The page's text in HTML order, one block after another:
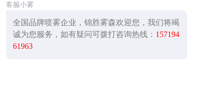
客服小雾
全国品牌喷雾企业，锦胜雾森欢迎您，我们将竭
诚为您服务，如有疑问可拨打咨询热线： 157194
61963